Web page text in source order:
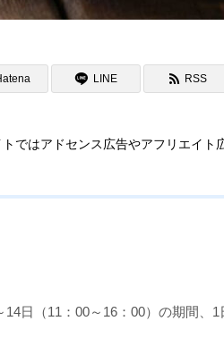
LINE RSS
トではアドセンス広告やアフリエイト
14日（11：00～16：00）の期間、